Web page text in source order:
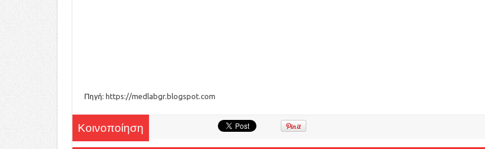
Πηγή: https://medlabgr.blogspot.com
Κοινοποίηση